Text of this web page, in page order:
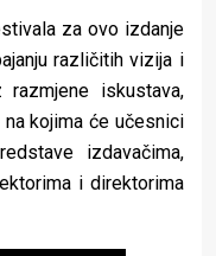
za ovo izdanje
različitih vizija i
iskustava,
kojima će učesnici
izdavačima,
i direktorima